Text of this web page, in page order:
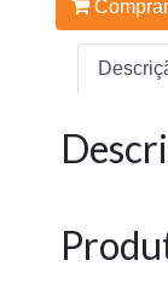
Comprar